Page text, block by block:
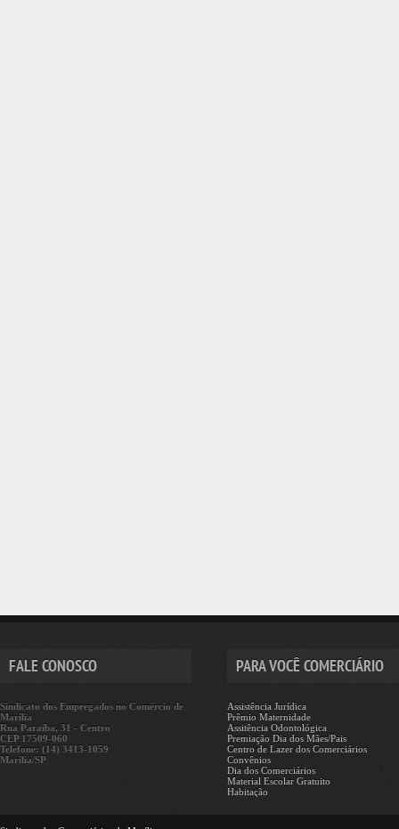
FALE CONOSCO
Sindicato dos Empregados no Comércio de
Marília
Rua Paraíba, 31 - Centro
CEP 17509-060
Telefone: (14) 3413-1059
Marília/SP
PARA VOCÊ COMERCIÁRIO
Assistência Jurídica
Prêmio Maternidade
Assitência Odontológica
Premiação Dia dos Mães/Pais
Centro de Lazer dos Comerciários
Convênios
Dia dos Comerciários
Material Escolar Gratuito
Habitação